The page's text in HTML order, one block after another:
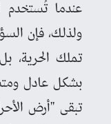
عندما تُستخدم
ولذلك، فإن
تملك الحرية،
بشكل عادل
تبقى "أرض